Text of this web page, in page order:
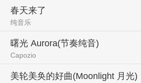
春天来了
纯音乐
曙光 Aurora(节奏纯音)
Capozio
美轮美奂的好曲(Moonlight 月光)